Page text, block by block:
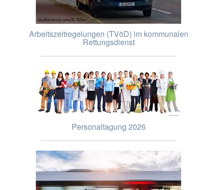
Arbeitszeitregelungen (TVöD) im kommunalen
Rettungsdienst
Personaltagung 2026